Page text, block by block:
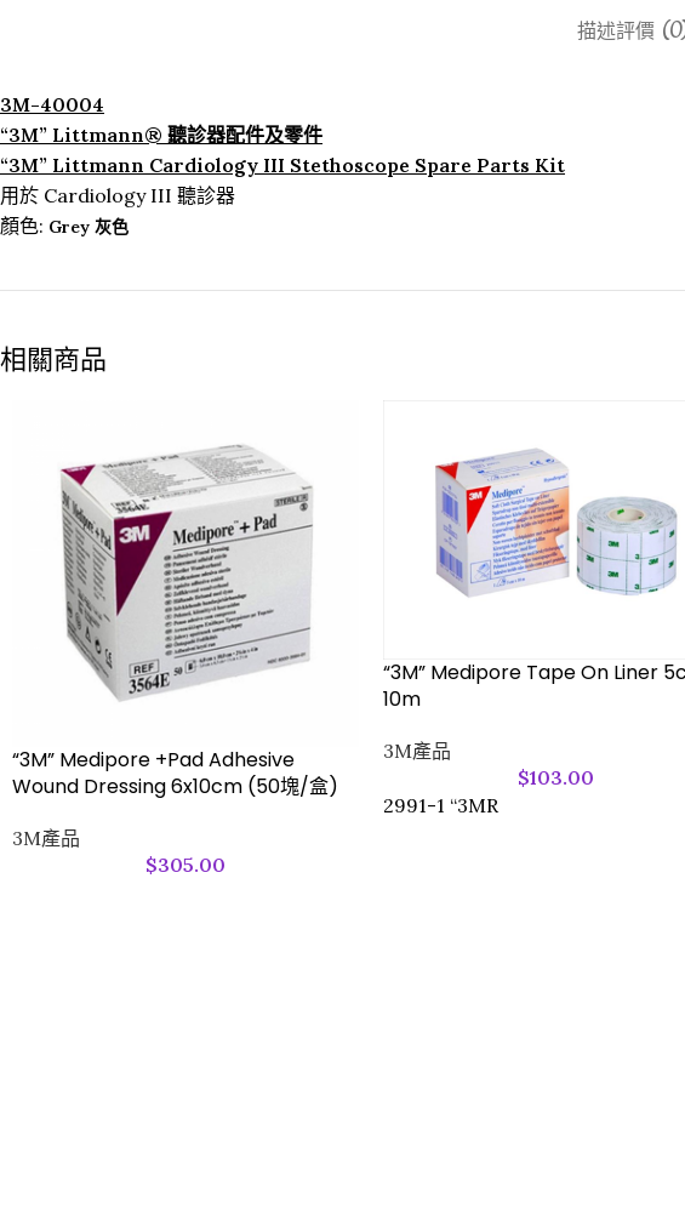
描述評價
3M-40004
“3M” Littmann® 聽診器配件及零件
“3M” Littmann Cardiology III Stethoscope Spare Parts Kit
用於 Cardiology III 聽診器
顏色: Grey 灰色
相關商品
“3M” Medipore +Pad Adhesive
Wound Dressing 6x10cm (50塊/盒)
3M產品
$305.00
“3M” Medipore Tape On Liner
10m
3M產品
$103.00
2991-1 “3MR